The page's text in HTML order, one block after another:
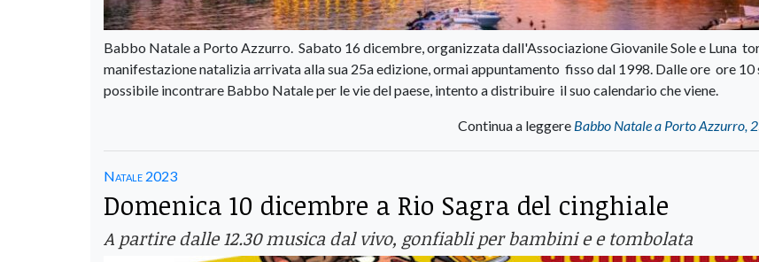
Babbo Natale a Porto Azzurro. Sabato 16 dicembre, organizzata dall'Associazione Giovanile Sole e Luna
manifestazione natalizia arrivata alla sua 25a edizione, ormai appuntamento fisso dal 1998. Dalle ore ore 10
possibile incontrare Babbo Natale per le vie del paese, intento a distribuire il suo calendario che viene.
Continua a leggere Babbo Natale a Porto Azzurro,
Natale 2023
Domenica 10 dicembre a Rio Sagra del cinghiale
A partire dalle 12.30 musica dal vivo, gonfiabli per bambini e e tombolata